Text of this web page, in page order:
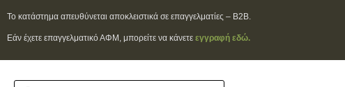
To κατάστημα απευθύνεται αποκλειστικά σε επαγγελματίες – B2B.
Εάν έχετε επαγγελματικό ΑΦΜ, μπορείτε να κάνετε εγγραφή εδώ.